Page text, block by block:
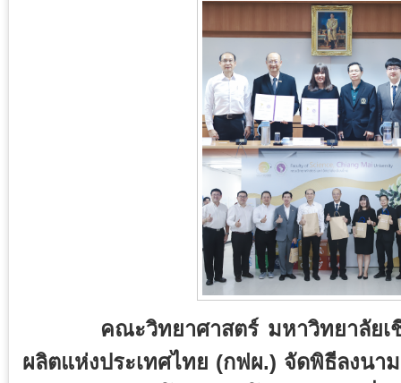
คณะวิทยาศาสตร์ มหาวิทยาลัยเชีย
ผลิตแห่งประเทศไทย (กฟผ.) จัดพิธีลงนา